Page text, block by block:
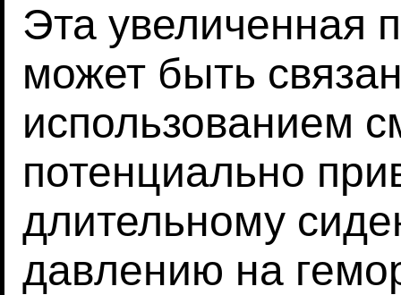
Эта увеличенная
может быть
использованием
потенциально
длительному
давлению на